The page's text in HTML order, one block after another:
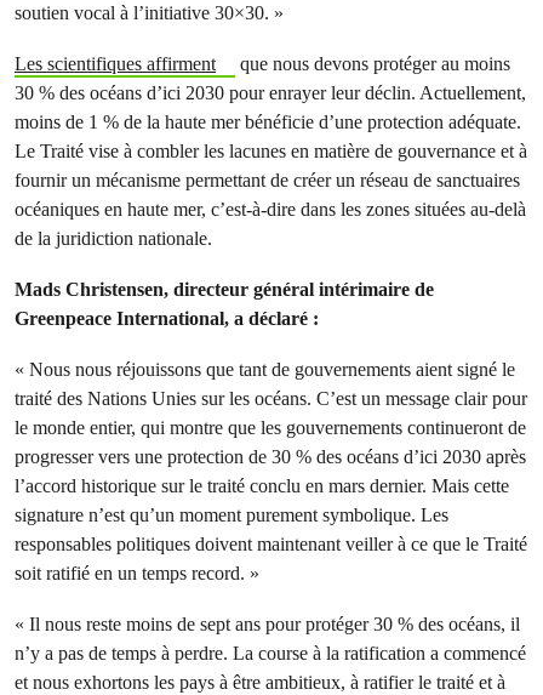
soutien vocal à l’initiative 30×30. »
Les scientifiques affirment
que nous devons protéger au moins
30 % des océans d’ici 2030 pour enrayer leur déclin. Actuellement,
moins de 1 % de la haute mer bénéficie d’une protection adéquate.
Le Traité vise à combler les lacunes en matière de gouvernance et à
fournir un mécanisme permettant de créer un réseau de sanctuaires
océaniques en haute mer, c’est-à-dire dans les zones situées au-delà
de la juridiction nationale.
Mads Christensen, directeur général intérimaire de
Greenpeace International, a déclaré :
« Nous nous réjouissons que tant de gouvernements aient signé le
traité des Nations Unies sur les océans. C’est un message clair pour
le monde entier, qui montre que les gouvernements continueront de
progresser vers une protection de 30 % des océans d’ici 2030 après
l’accord historique sur le traité conclu en mars dernier. Mais cette
signature n’est qu’un moment purement symbolique. Les
responsables politiques doivent maintenant veiller à ce que le Traité
soit ratifié en un temps record. »
« Il nous reste moins de sept ans pour protéger 30 % des océans, il
n’y a pas de temps à perdre. La course à la ratification a commencé
et nous exhortons les pays à être ambitieux, à ratifier le traité et à